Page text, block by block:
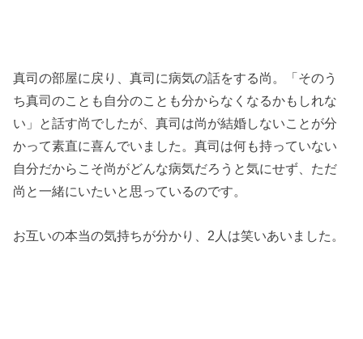
真司の部屋に戻り、真司に病気の話をする尚。「そのう
ち真司のことも自分のことも分からなくなるかもしれな
い」と話す尚でしたが、真司は尚が結婚しないことが分
かって素直に喜んでいました。真司は何も持っていない
自分だからこそ尚がどんな病気だろうと気にせず、ただ
尚と一緒にいたいと思っているのです。
お互いの本当の気持ちが分かり、2人は笑いあいました。